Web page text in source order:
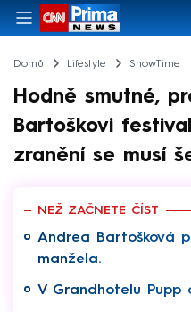
Domů Lifestyle ShowTime
Hodně smutné,
Bartoškovi
zranění se musí
NEŽ ZAČNETE ČÍST
Andrea Bartošková
manžela.
V Grandhotelu Pupp